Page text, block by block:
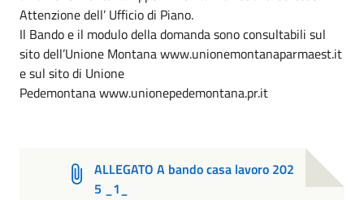
Attenzione dell’ Ufficio di Piano.
Il Bando e il modulo della domanda sono consultabili sul
sito dell’Unione Montana www.unionemontanaparmaest.it
e sul sito di Unione
Pedemontana www.unionepedemontana.pr.it
ALLEGATO A bando casa lavoro 202
5 _1_